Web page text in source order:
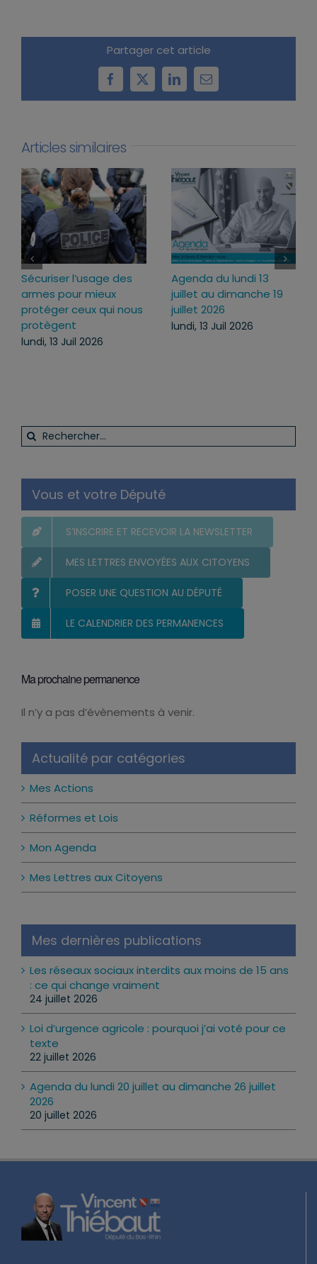
Partager cet article
Facebook
X LinkedInEmail
Articles similaires
Loi d’urgence agricole :
pourquoi j’ai voté pour
ce texte
mercredi, 22 Juil 2026
Projet de loi RIPOST :
des réponses fermes
face aux atteintes à
l’ordre public du
Rechercher:
Vous et votre Député
MES LETTRES ENVOYÉES AUX CITOYENS
LE CALENDRIER DES PERMANENCES
Actualité par catégories
Mes Actions
Réformes et Lois
Mon Agenda
Mes Lettres aux Citoyens
Mes dernières publications
Les réseaux sociaux interdits aux moins de 15 ans
: ce qui change vraiment
24 juillet 2026
Loi d’urgence agricole : pourquoi j’ai voté pour ce
texte
22 juillet 2026
Agenda du lundi 20 juillet au dimanche 26 juillet
2026
20 juillet 2026